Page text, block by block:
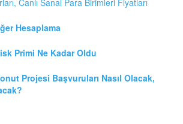
Hesaplama
Primi Ne Kadar Oldu
Projesi Başvuruları Nasıl Olacak,